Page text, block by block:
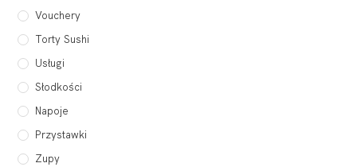
Vouchery
Torty Sushi
Usługi
Słodkości
Napoje
Przystawki
Zupy